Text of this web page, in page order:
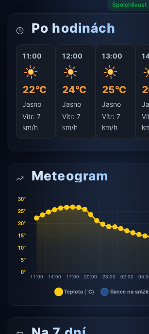
Spolehlivost
Po hodinách
11:00
22°C
Jasno
Vítr: 7
km/h
12:00
24°C
Jasno
Vítr: 7
km/h
13:00
25°C
Jasno
Vítr: 7
km/h
Meteogram